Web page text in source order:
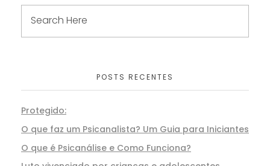
POSTS RECENTES
Protegido:
O que faz um Psicanalista? Um Guia para Iniciantes
O que é Psicanálise e Como Funciona?